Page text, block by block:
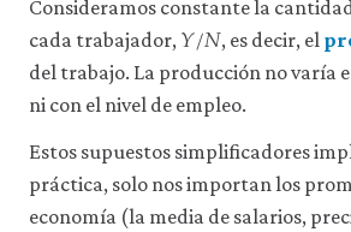
ningún
otro
fin.
Para
obtener
más
detallada
sobre
las
Consideramos constante la
cada trabajador, 𝑌/𝑁
Y / N , es decir, el
del trabajo. La producción no varía
ni con el nivel de empleo.
Estos supuestos simplificadores
práctica, solo nos importan los
economía (la media de salarios,